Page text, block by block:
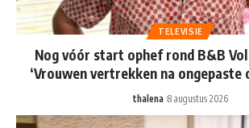
TELEVISIE
Nog vóór start ophef rond B&B
‘Vrouwen vertrekken na ongepaste
thalena 8 augustus 2026